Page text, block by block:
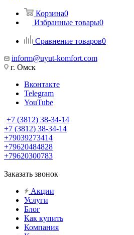
Корзина0
Избранные товары0
Сравнение товаров0
inform@uyut-komfort.com
г. Омск
Вконтакте
Telegram
YouTube
+7 (3812) 38-34-14
+7 (3812) 38-34-14
+79039273414
+79620484828
+79620300783
Заказать звонок
Акции
Услуги
Блог
Как купить
Компания